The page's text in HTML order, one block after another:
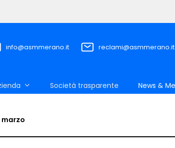
info@asmmerano.it reclami@asmmerano.it
Società trasparente News &
marzo